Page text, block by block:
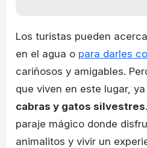
Los turistas pueden
en el agua o para darles
cariñosos y amigables.
que viven en este lugar,
cabras y gatos silvestres
paraje mágico donde
animalitos y vivir un